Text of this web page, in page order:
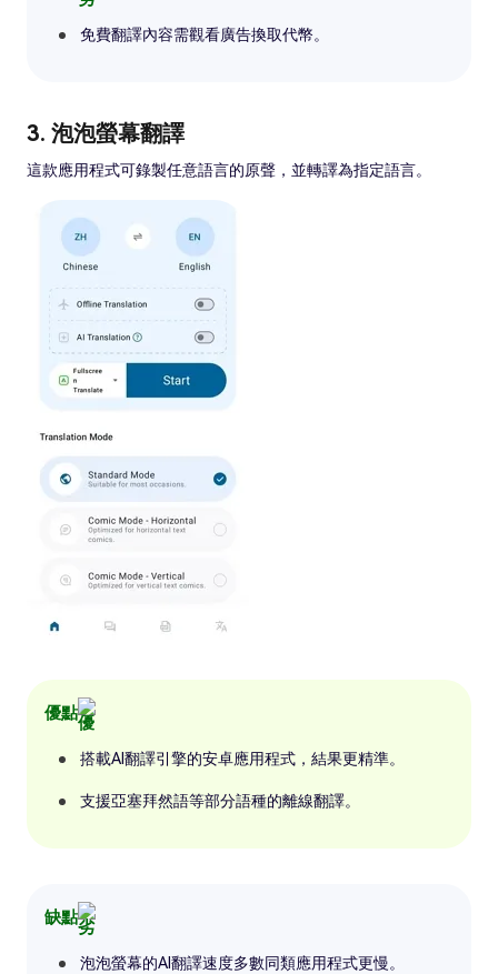
免費翻譯內容需觀看廣告換取代幣。
3. 泡泡螢幕翻譯
這款應用程式可錄製任意語言的原聲，並轉譯為指定語言。
優點
搭載AI翻譯引擎的安卓應用程式，結果更精準。
支援亞塞拜然語等部分語種的離線翻譯。
缺點
泡泡螢幕的AI翻譯速度多數同類應用程式更慢。